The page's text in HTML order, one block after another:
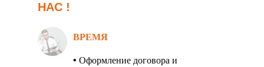
НАС !
ВРЕМЯ
• Оформление договора и